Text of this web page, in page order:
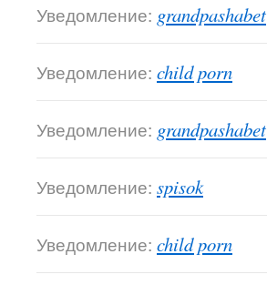
Уведомление: grandpashabet
Уведомление: child porn
Уведомление: grandpashabet
Уведомление: spisok
Уведомление: child porn